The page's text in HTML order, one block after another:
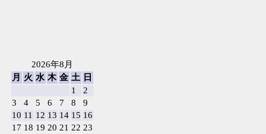
2026年8月
月
火 水 木 金 土
日
1
2
3
4 5 6 7 8
9
10 11 12 13 14 15 16
17 18 19 20 21 22 23